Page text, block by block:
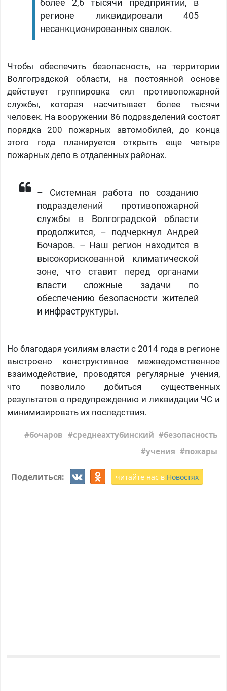
более 2,6 тысячи предприятий, в
регионе ликвидировали 405
несанкционированных свалок.
Чтобы обеспечить безопасность, на территории
Волгоградской области, на постоянной основе
действует группировка сил противопожарной
службы, которая насчитывает более тысячи
человек. На вооружении 86 подразделений состоят
порядка 200 пожарных автомобилей, до конца
этого года планируется открыть еще четыре
пожарных депо в отдаленных районах.
– Системная работа по созданию
подразделений противопожарной
службы в Волгоградской области
продолжится, – подчеркнул Андрей
Бочаров. – Наш регион находится в
высокорискованной климатической
зоне, что ставит перед органами
власти сложные задачи по
обеспечению безопасности жителей
и инфраструктуры.
Но благодаря усилиям власти с 2014 года в регионе
выстроено конструктивное межведомственное
взаимодействие, проводятся регулярные учения,
что позволило добиться существенных
результатов о предупреждению и ликвидации ЧС и
минимизировать их последствия.
бочаров среднеахтубинский
безопасность
учения
пожары
Поделиться: читайте нас в Новостях